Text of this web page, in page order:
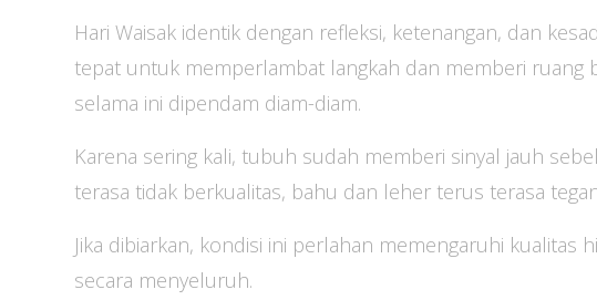
Hari Waisak identik dengan refleksi, ketenangan, dan
tepat untuk memperlambat langkah dan memberi ruang
selama ini dipendam diam-diam.
Karena sering kali, tubuh sudah memberi sinyal jauh
terasa tidak berkualitas, bahu dan leher terus terasa
Jika dibiarkan, kondisi ini perlahan memengaruhi kualitas
secara menyeluruh.